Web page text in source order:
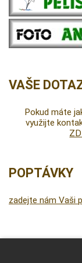
VAŠE
Pokud máte
využijte
POPTÁVKY
zadejte nám Vaši